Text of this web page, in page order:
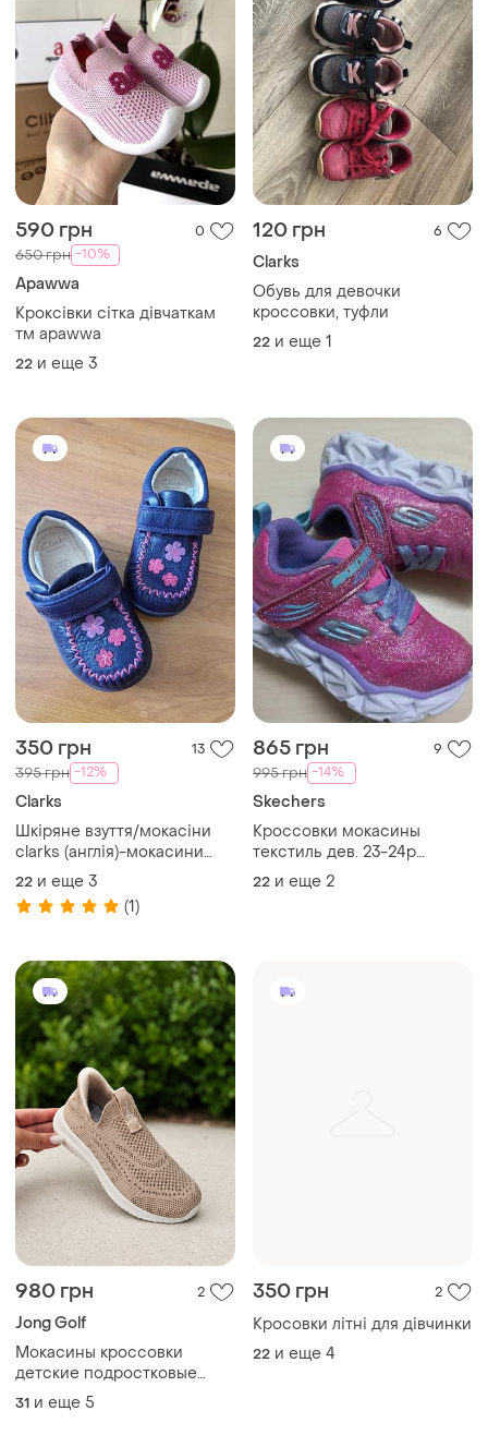
590 грн 0
650 грн -10%
Apawwa
Кроксівки сітка дівчаткам
тм apawwa
22 и еще 3
120 грн 6
Clarks
Обувь для девочки
кроссовки, туфли
22 и еще 1
350 грн 13
395 грн -12%
Clarks
Шкіряне взуття/мокасіни
clarks (англія)-мокасини
litzy evie frst. р. 20, 21, 22, 23
22 и еще 3
(1)
865 грн 9
995 грн -14%
Skechers
Кроссовки мокасины
текстиль дев. 23-24р
skechers вьетнам
22 и еще 2
980 грн 2
Jong Golf
Мокасины кроссовки
детские подростковые
женские бежево розовые
пудровые текстильные
31 и еще 5
350 грн 2
Кросовки літні для дівчинки
22 и еще 4